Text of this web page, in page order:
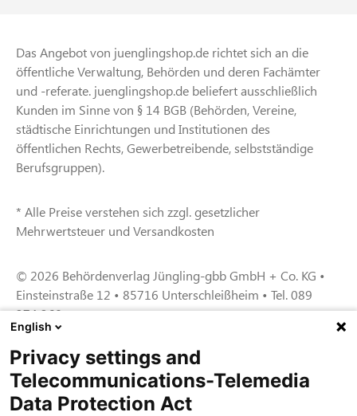
Das Angebot von juenglingshop.de richtet sich an die
öffentliche Verwaltung, Behörden und deren Fachämter
und -referate. juenglingshop.de beliefert ausschließlich
Kunden im Sinne von § 14 BGB (Behörden, Vereine,
städtische Einrichtungen und Institutionen des
öffentlichen Rechts, Gewerbetreibende, selbstständige
Berufsgruppen).
* Alle Preise verstehen sich zzgl. gesetzlicher
Mehrwertsteuer und Versandkosten
© 2026 Behördenverlag Jüngling-gbb GmbH + Co. KG •
Einsteinstraße 12 • 85716 Unterschleißheim • Tel. 089
374 360
Zertifiziert für das Sicherheitsmanagem
entsystem unter TU4® durch TÜViT Essen
English
Privacy settings and
Telecommunications-Telemedia
Data Protection Act